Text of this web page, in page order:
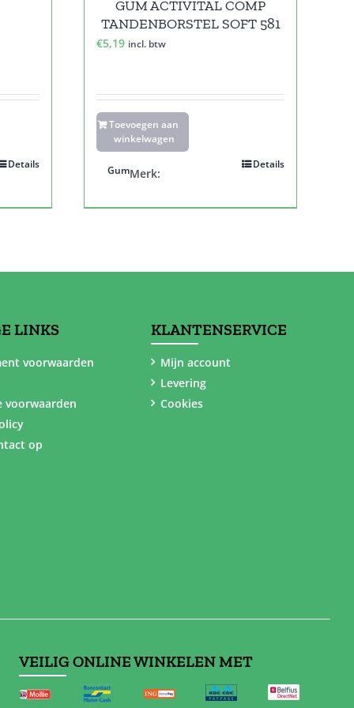
Details
GUM ACTIVITAL COMP
TANDENBORSTEL SOFT 581
€5,19 incl. btw
Toevoegen aan
winkelwagen
Details
Merk:
Gum
LINKS
voorwaarden
voorwaarden
op
KLANTENSERVICE
Mijn account
Levering
Cookies
VEILIG ONLINE WINKELEN MET